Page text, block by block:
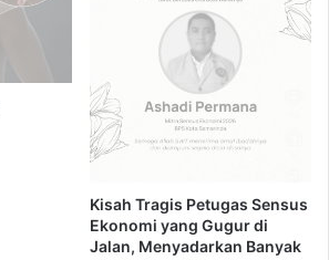
Kisah Tragis Petugas Sensus
Ekonomi yang Gugur di
Jalan, Menyadarkan Banyak